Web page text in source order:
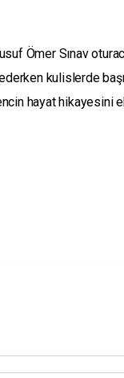
Ömer Sınav
kulislerde
hayat hikayesini